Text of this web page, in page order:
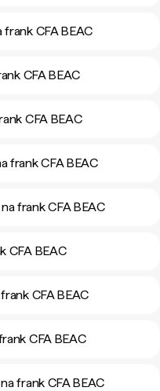
CFA BEAC
CFA BEAC
CFA BEAC
frank CFA BEAC
frank CFA BEAC
CFA BEAC
CFA BEAC
CFA BEAC
frank CFA BEAC